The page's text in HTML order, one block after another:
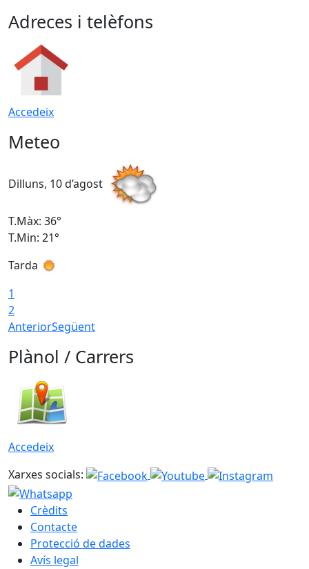
Adreces i telèfons
Accedeix
Meteo
Dilluns, 10 d’agost
T.Màx: 36°
T.Min: 21°
Tarda
1
2
AnteriorSegüent
Plànol / Carrers
Accedeix
Xarxes socials:
Crèdits
Contacte
Protecció de dades
Avís legal